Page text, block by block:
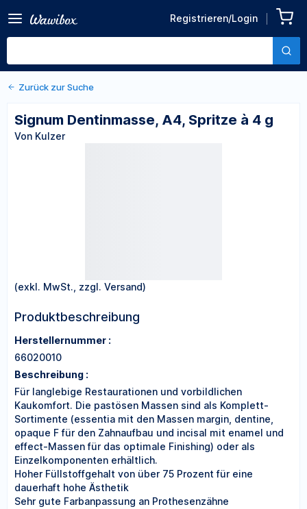
Registrieren/Login
Spritze à 4 g
Von Kulzer
Zurück zu den Produktdetails
Zurück zur Suche
Signum Dentinmasse, A4, Spritze à 4 g
Von Kulzer
(exkl. MwSt., zzgl. Versand)
Produktbeschreibung
Herstellernummer :
66020010
Beschreibung :
Für langlebige Restaurationen und vorbildlichen
Kaukomfort. Die pastösen Massen sind als Komplett-
Sortimente (essentia mit den Massen margin, dentine,
opaque F für den Zahnaufbau und incisal mit enamel und
effect-Massen für das optimale Finishing) oder als
Einzelkomponenten erhältlich.
Hoher Füllstoffgehalt von über 75 Prozent für eine
dauerhaft hohe Ästhetik
Sehr gute Farbanpassung an Prothesenzähne